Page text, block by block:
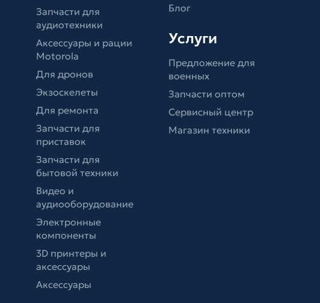
Запчасти для
аудиотехники
Аксессуары и рации
Motorola
Для дронов
Экзоскелеты
Для ремонта
Запчасти для
приставок
Запчасти для
бытовой техники
Видео и
аудиооборудование
Электронные
компоненты
3D принтеры и
аксессуары
Аксессуары
Блог
Услуги
Предложение для
военных
Запчасти оптом
Сервисный центр
Магазин техники